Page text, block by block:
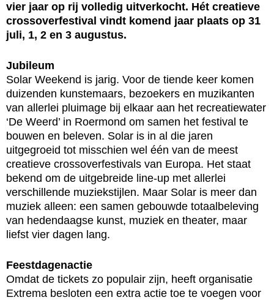
vier jaar op rij volledig uitverkocht. Hét creatieve
crossoverfestival vindt komend jaar plaats op 31
juli, 1, 2 en 3 augustus.
Jubileum
Solar Weekend is jarig. Voor de tiende keer komen
duizenden kunstemaars, bezoekers en muzikanten
van allerlei pluimage bij elkaar aan het recreatiewater
‘De Weerd’ in Roermond om samen het festival te
bouwen en beleven. Solar is in al die jaren
uitgegroeid tot misschien wel één van de meest
creatieve crossoverfestivals van Europa. Het staat
bekend om de uitgebreide line-up met allerlei
verschillende muziekstijlen. Maar Solar is meer dan
muziek alleen: een samen gebouwde totaalbeleving
van hedendaagse kunst, muziek en theater, maar
liefst vier dagen lang.
Feestdagenactie
Omdat de tickets zo populair zijn, heeft organisatie
Extrema besloten een extra actie toe te voegen voor